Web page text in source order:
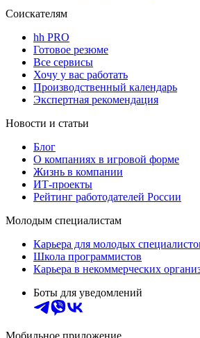
Соискателям
hh PRO
Готовое резюме
Все сервисы
Хочу у вас работать
Производственный календарь
Экспертная рекомендация
Новости и статьи
Блог
О компаниях в игровой форме
Жизнь в компании
ИТ-проекты
Рейтинг работодателей России
Молодым специалистам
Карьера для молодых
Школа программистов
Карьера в некоммерческих
Боты для уведомлений
Мобильное приложение